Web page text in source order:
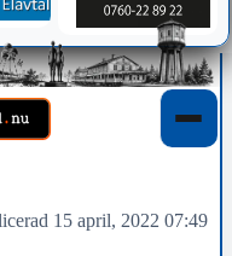
15 april, 2022 07:49